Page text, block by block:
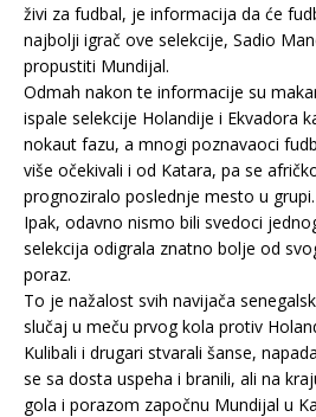
živi za fudbal, je informacija da će
najbolji igrač ove selekcije, Sadio
propustiti Mundijal.
Odmah nakon te informacije su
ispale selekcije Holandije i Ekvadora
nokaut fazu, a mnogi poznavaoci
više očekivali i od Katara, pa se
prognoziralo poslednje mesto u grupi.
Ipak, odavno nismo bili svedoci
selekcija odigrala znatno bolje od
poraz.
To je nažalost svih navijača
slučaj u meču prvog kola protiv
Kulibali i drugari stvarali šanse,
se sa dosta uspeha i branili, ali na
gola i porazom započnu Mundijal u